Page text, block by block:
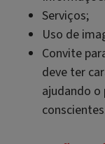
Serviços;
Uso de
Convite
deve ter
ajudando